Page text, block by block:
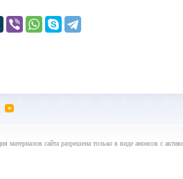
материалов сайта разрешена только в виде анонсов с